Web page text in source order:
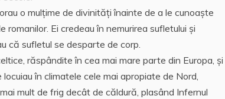
o mulţime de divinităţi înainte de a le cunoaşte
romanilor. Ei credeau în nemurirea sufletului şi
că sufletul se desparte de corp.
răspândite în cea mai mare parte din Europa, şi
locuiau în climatele cele mai apropiate de Nord,
mult de frig decât de căldură, plasând Infernul